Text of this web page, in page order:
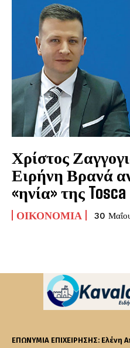
Χρίστος
Ειρήνη Βρανά
«ηνία» της Tosca
ΟΙΚΟΝΟΜΊΑ 30
ΕΠΩΝΥΜΙΑ ΕΠΙΧΕΙΡΗΣΗΣ: Ελένη